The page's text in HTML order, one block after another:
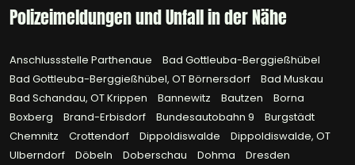
Polizeimeldungen und Unfall in der Nähe
Anschlussstelle Parthenaue
Bad Gottleuba-Berggießhübel
Bad Gottleuba-Berggießhübel, OT Börnersdorf
Bad Muskau
Bad Schandau, OT Krippen
Bannewitz Bautzen
Borna
Boxberg
Brand-Erbisdorf Bundesautobahn 9
Burgstädt
Chemnitz
Crottendorf Dippoldiswalde
Dippoldiswalde, OT
Ulberndorf
Döbeln Doberschau Dohma
Dresden